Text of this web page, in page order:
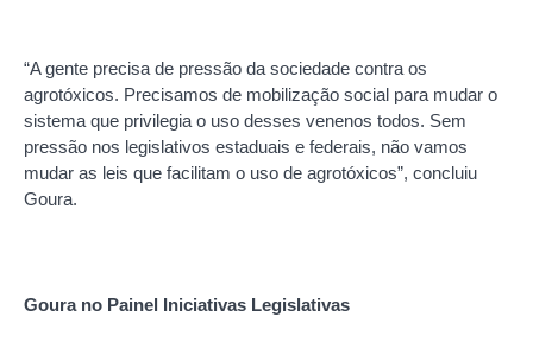
“A gente precisa de pressão da sociedade contra os
agrotóxicos. Precisamos de mobilização social para mudar o
sistema que privilegia o uso desses venenos todos. Sem
pressão nos legislativos estaduais e federais, não vamos
mudar as leis que facilitam o uso de agrotóxicos”, concluiu
Goura.
Goura no Painel Iniciativas Legislativas